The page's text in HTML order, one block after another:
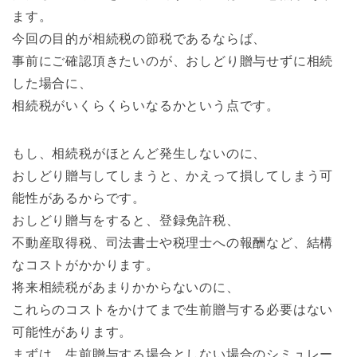
ます。
今回の目的が相続税の節税であるならば、
事前にご確認頂きたいのが、おしどり贈与せずに相続
した場合に、
相続税がいくらくらいなるかという点です。
もし、相続税がほとんど発生しないのに、
おしどり贈与してしまうと、かえって損してしまう可
能性があるからです。
おしどり贈与をすると、登録免許税、
不動産取得税、司法書士や税理士への報酬など、結構
なコストがかかります。
将来相続税があまりかからないのに、
これらのコストをかけてまで生前贈与する必要はない
可能性があります。
まずは、生前贈与する場合としない場合のシミュレー